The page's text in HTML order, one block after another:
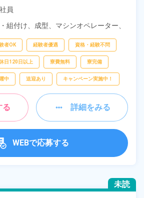
～05:45
員
組付け、 成型、 マシンオペレーター、
者OK 経験者優遇 資格・経験不問
日120日以上 寮費無料 寮完備
中 送迎あり キャンペーン実施中！
る 詳細をみる
WEBで応募する
未読